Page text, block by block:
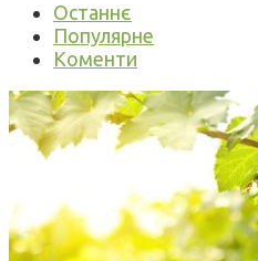
Останнє
Популярне
Коменти